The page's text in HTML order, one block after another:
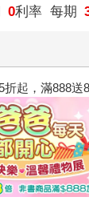
0利率 每期
折起，滿888送